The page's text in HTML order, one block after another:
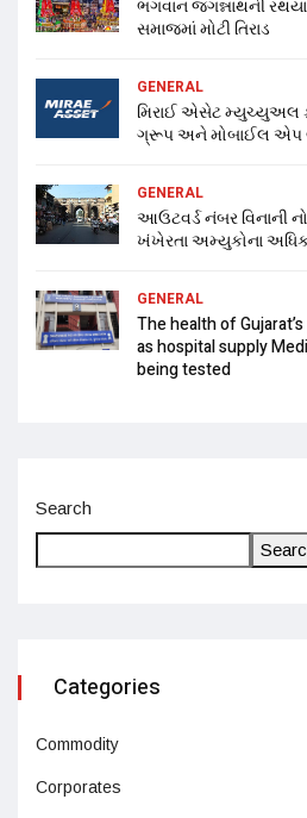
ભગવાન જગન્નાથની
સમાજમાં મોટી તિરાડ
GENERAL
મિરાઈ એસેટ મ્યુચ્યુઅલ
ગ્રૂપ અને મોબાઈલ એપ
GENERAL
આઉટવર્ડ નંબર વિનાની
ખંખેરતા અમ્યુકોના
GENERAL
The health of
as hospital supply
being tested
Search
Categories
Commodity
Corporates